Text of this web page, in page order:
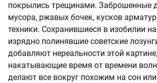
покрылись трещинами. Заброшенные
мусора, ржавых бочек, кусков
техники. Сохранившиеся в изобилии
изрядно полинявшие советские
добавляют нереальности этой
накатывающие время от времени
делают все вокруг похожим на сон